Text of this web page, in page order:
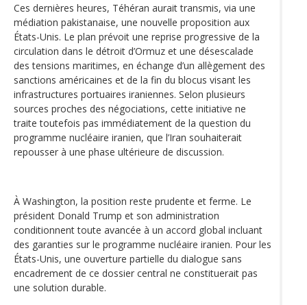
Ces dernières heures, Téhéran aurait transmis, via une
médiation pakistanaise, une nouvelle proposition aux
États-Unis. Le plan prévoit une reprise progressive de la
circulation dans le détroit d’Ormuz et une désescalade
des tensions maritimes, en échange d’un allègement des
sanctions américaines et de la fin du blocus visant les
infrastructures portuaires iraniennes. Selon plusieurs
sources proches des négociations, cette initiative ne
traite toutefois pas immédiatement de la question du
programme nucléaire iranien, que l’Iran souhaiterait
repousser à une phase ultérieure de discussion.
À Washington, la position reste prudente et ferme. Le
président Donald Trump et son administration
conditionnent toute avancée à un accord global incluant
des garanties sur le programme nucléaire iranien. Pour les
États-Unis, une ouverture partielle du dialogue sans
encadrement de ce dossier central ne constituerait pas
une solution durable.